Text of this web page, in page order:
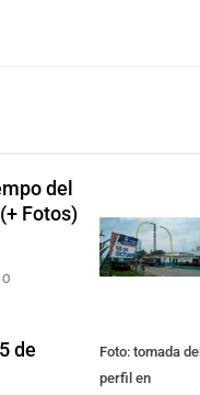
del
Fotos)
0
de
Foto: tomada del
perfil en